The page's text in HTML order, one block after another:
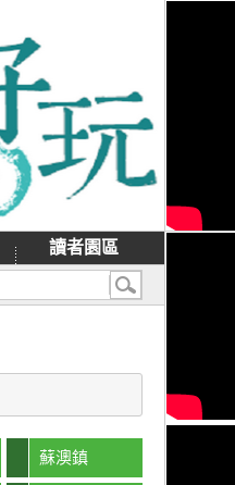
讀者園區
蘇澳鎮